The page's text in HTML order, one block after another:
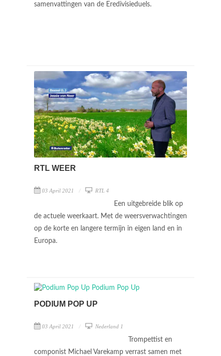
samenvattingen van de Eredivisieduels.
RTL WEER
03 April 2021 RTL 4
Een uitgebreide blik op
de actuele weerkaart. Met de weersverwachtingen
op de korte en langere termijn in eigen land en in
Europa.
PODIUM POP UP
03 April 2021 Nederland 1
Trompettist en
componist Michael Varekamp verrast samen met